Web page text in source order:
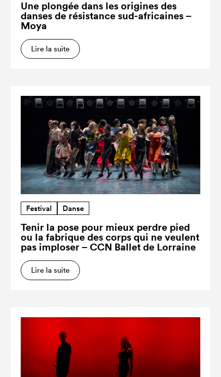
Une plongée dans les origines des
danses de résistance sud-africaines –
Moya
Lire la suite
Festival Danse
Tenir la pose pour mieux perdre pied
ou la fabrique des corps qui ne veulent
pas imploser – CCN Ballet de Lorraine
Lire la suite